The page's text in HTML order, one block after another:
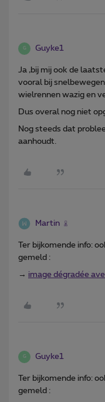
G Guyke1
Ja ,bij mij ook de
vooral bij
wielrennen wazig en
Dus overal nog niet
Nog steeds dat
aanhoudt.
Martin
Ter bijkomende info:
gemeld :
→ image dégradée
G Guyke1
Ter bijkomende info:
gemeld :